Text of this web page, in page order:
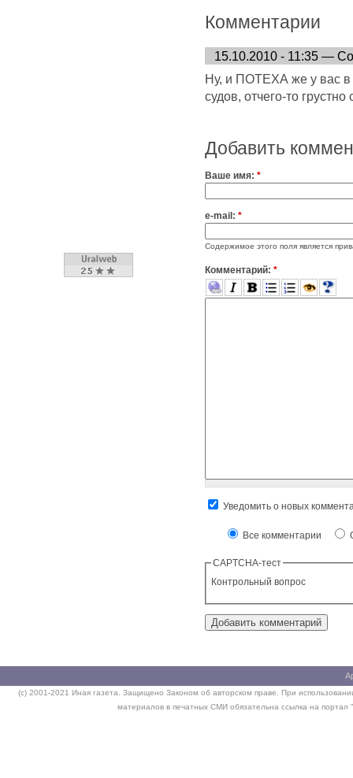
Комментарии
15.10.2010 - 11:35 —
Ну, и ПОТЕХА же у вас в
судов, отчего-то
Добавить
Ваше имя: *
e-mail: *
Содержимое этого поля является
Комментарий: *
Уведомить о новых
Все комментарии
CAPTCHA-тест
Контрольный вопрос
(c) 2001-2021 Иная газета. Защищено Законом об авторском праве. При
материалов в печатных СМИ обязательна ссылка на